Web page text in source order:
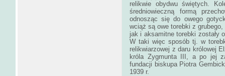
relikwie obydwu świętych.
średniowieczną formą
odnosząc się do owego
wciąż są owe torebki z
jak i aksamitne torebki zostały
W taki więc sposób tj. w
relikwiarzowej z daru królowej
króla Zygmunta III, a po jej
fundacji biskupa Piotra
1939 r.